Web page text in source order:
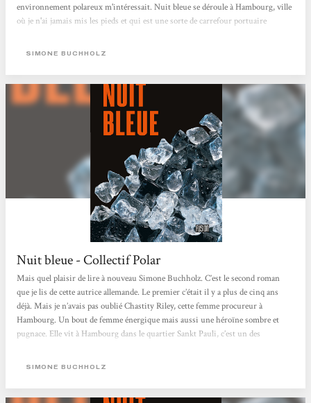
environnement polareux m'intéressait. Nuit bleue se déroule à Hambourg, ville
où je n'ai jamais mis les pieds et qui est une sorte de carrefour portuaire
excelle dans les scènes portuaires, très loin des ambiances à la Simenon : là tout
SIMONE BUCHHOLZ
Nuit bleue - Collectif Polar
Mais quel plaisir de lire à nouveau Simone Buchholz. C’est le second roman
que je lis de cette autrice allemande. Le premier c’était il y a plus de cinq ans
déjà. Mais je n’avais pas oublié Chastity Riley, cette femme procureur à
Hambourg. Un bout de femme énergique mais aussi une héroïne sombre et
pugnace. Elle vit à Hambourg dans le quartier Sankt Pauli, c’est un des
Le quartier de St. Pauli est particulièrement célèbre pour son quartier rouge
SIMONE BUCHHOLZ